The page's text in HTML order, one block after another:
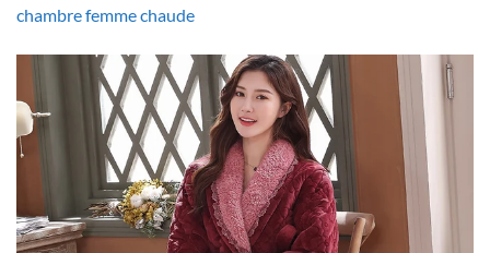
chambre femme chaude